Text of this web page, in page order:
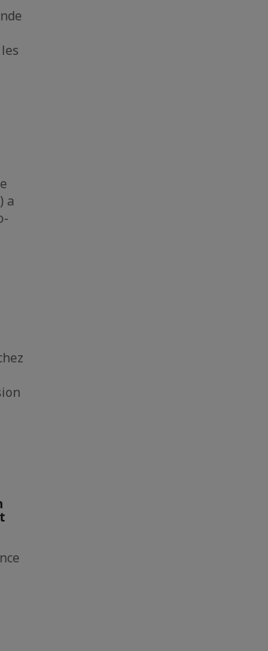
a